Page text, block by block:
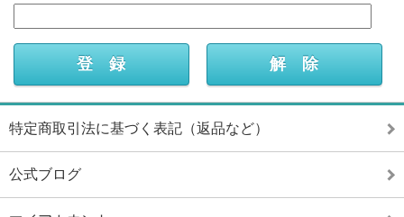
特定商取引法に基づく表記（返品など）
公式ブログ